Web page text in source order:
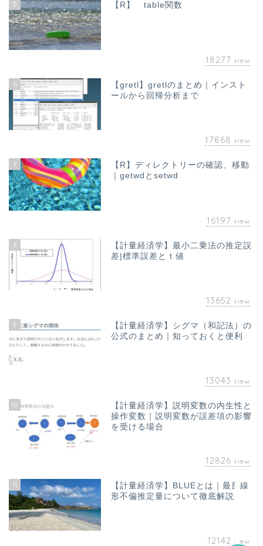
5 【R】 table関数
18277 view
6
【gretl】gretlのまとめ｜インスト
ールから回帰分析まで
17868 view
7
【R】ディレクトリーの確認、移動
｜getwdとsetwd
16197 view
8
【計量経済学】最小二乗法の推定誤
差|標準誤差とｔ値
13652 view
9
【計量経済学】シグマ（和記法）の
公式のまとめ｜知っておくと便利
13043 view
10
【計量経済学】説明変数の内生性と
操作変数｜説明変数が誤差項の影響
を受ける場合
12826 view
11
【計量経済学】BLUEとは｜最良線
形不偏推定量について徹底解説
12142 view
ホーム
オフィス海水浴について｜
山澤成康